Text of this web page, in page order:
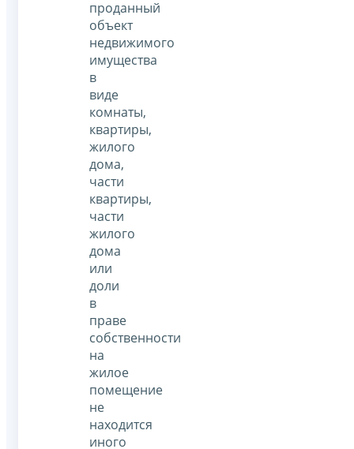
проданный
объект
недвижимого
имущества
в
виде
комнаты,
квартиры,
жилого
дома,
части
квартиры,
части
жилого
дома
или
доли
в
праве
собственности
на
жилое
помещение
не
находится
иного